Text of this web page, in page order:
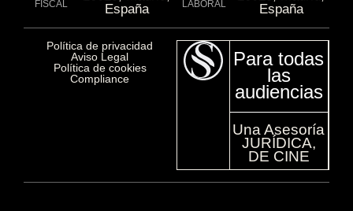
FISCAL
España
LABORAL
España
Política de privacidad​
Aviso Legal​
Política de cookies​
Compliance​
Para todas
las
audiencias
Una Asesoría
JURÍDICA,
DE CINE